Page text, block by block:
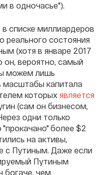
в одночасье").
списке миллиардеров
реального состояния
(хотя в январе 2017
он, вероятно, самый
можем лишь
масштабы капитала
которых является
(сам он бизнесом,
одни только
более $2
на активы,
с Путиным. Даже если
Путиным
богаче, чем